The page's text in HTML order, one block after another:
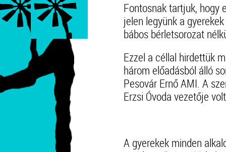
Fontosnak tartjuk, hogy
jelen legyünk a
bábos bérletsorozat
Ezzel a céllal hirdettük
három előadásból álló
Pesovár Ernő AMI. A
Erzsi Óvoda vezetője
A gyerekek minden